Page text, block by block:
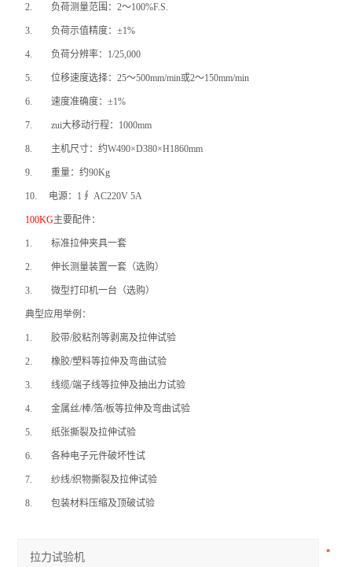
2. 负荷测量范围：2～100%F.S.
3. 负荷示值精度：±1%
4. 负荷分辨率：1/25,000
5.位移速度选择：25～500mm/min或2～150mm/min
6.速度准确度：±1%
7.zui大移动行程：1000mm
8. 主机尺寸：约W490×D380×H1860mm
9.重量：约90Kg
10. 电源：1∮ AC220V 5A
100KG主要配件：
1.标准拉伸夹具一套
2.伸长测量装置一套（选购）
3.微型打印机一台（选购）
典型应用举例：
1.胶带/胶粘剂等剥离及拉伸试验
2.橡胶/塑料等拉伸及弯曲试验
3.线缆/端子线等拉伸及抽出力试验
4.金属丝/棒/箔/板等拉伸及弯曲试验
5.纸张撕裂及拉伸试验
6.各种电子元件破坏性试
7.纱线/织物撕裂及拉伸试验
8.包装材料压缩及顶破试验